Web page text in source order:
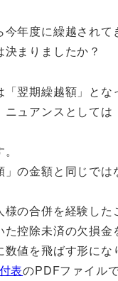
年度に繰越されて
まりましたか？
翌期繰越額」とな
ュアンスとして
の金額と同じでは
の合併を経験した
控除未済の欠損金
値を飛ばす形にな
表のPDFファイル